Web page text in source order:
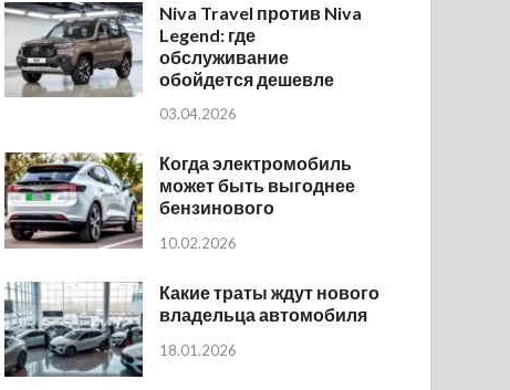
Niva Travel против Niva
Legend: где
обслуживание
обойдется дешевле
03.04.2026
Когда электромобиль
может быть выгоднее
бензинового
10.02.2026
Какие траты ждут нового
владельца автомобиля
18.01.2026